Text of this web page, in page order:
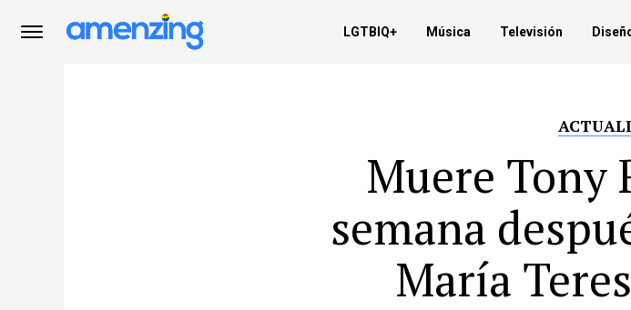
LGTBIQ+ Música Televisión
Muere Tony
semana
María